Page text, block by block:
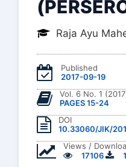
Raja Ayu
Published
2017-09-19
Vol. 6 No. 1
PAGES 15-24
DOI
10.33060/JIK/
Views /
17106